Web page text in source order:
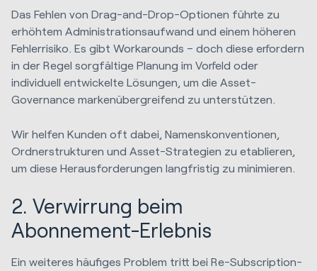
Das Fehlen von Drag-and-Drop-Optionen führte zu
erhöhtem Administrationsaufwand und einem höheren
Fehlerrisiko. Es gibt Workarounds – doch diese erfordern
in der Regel sorgfältige Planung im Vorfeld oder
individuell entwickelte Lösungen, um die Asset-
Governance markenübergreifend zu unterstützen.
Wir helfen Kunden oft dabei, Namenskonventionen,
Ordnerstrukturen und Asset-Strategien zu etablieren,
um diese Herausforderungen langfristig zu minimieren.
2. Verwirrung beim
Abonnement-Erlebnis
Ein weiteres häufiges Problem tritt bei Re-Subscription-